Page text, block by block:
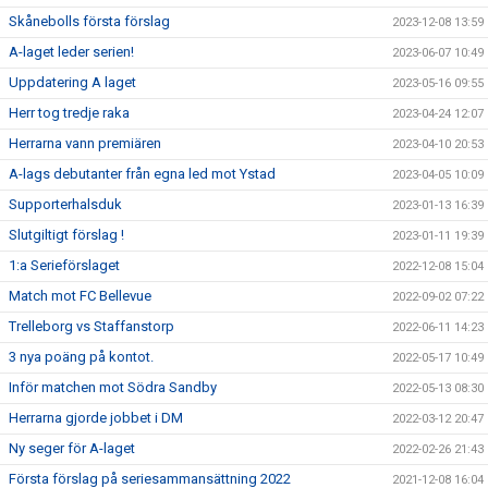
Skånebolls första förslag 2023-12-08 13:59
A-laget leder serien! 2023-06-07 10:49
Uppdatering A laget 2023-05-16 09:55
Herr tog tredje raka 2023-04-24 12:07
Herrarna vann premiären 2023-04-10 20:53
A-lags debutanter från egna led mot Ystad 2023-04-05 10:09
Supporterhalsduk 2023-01-13 16:39
Slutgiltigt förslag ! 2023-01-11 19:39
1:a Serieförslaget 2022-12-08 15:04
Match mot FC Bellevue 2022-09-02 07:22
Trelleborg vs Staffanstorp 2022-06-11 14:23
3 nya poäng på kontot. 2022-05-17 10:49
Inför matchen mot Södra Sandby 2022-05-13 08:30
Herrarna gjorde jobbet i DM 2022-03-12 20:47
Ny seger för A-laget 2022-02-26 21:43
Första förslag på seriesammansättning 2022 2021-12-08 16:04